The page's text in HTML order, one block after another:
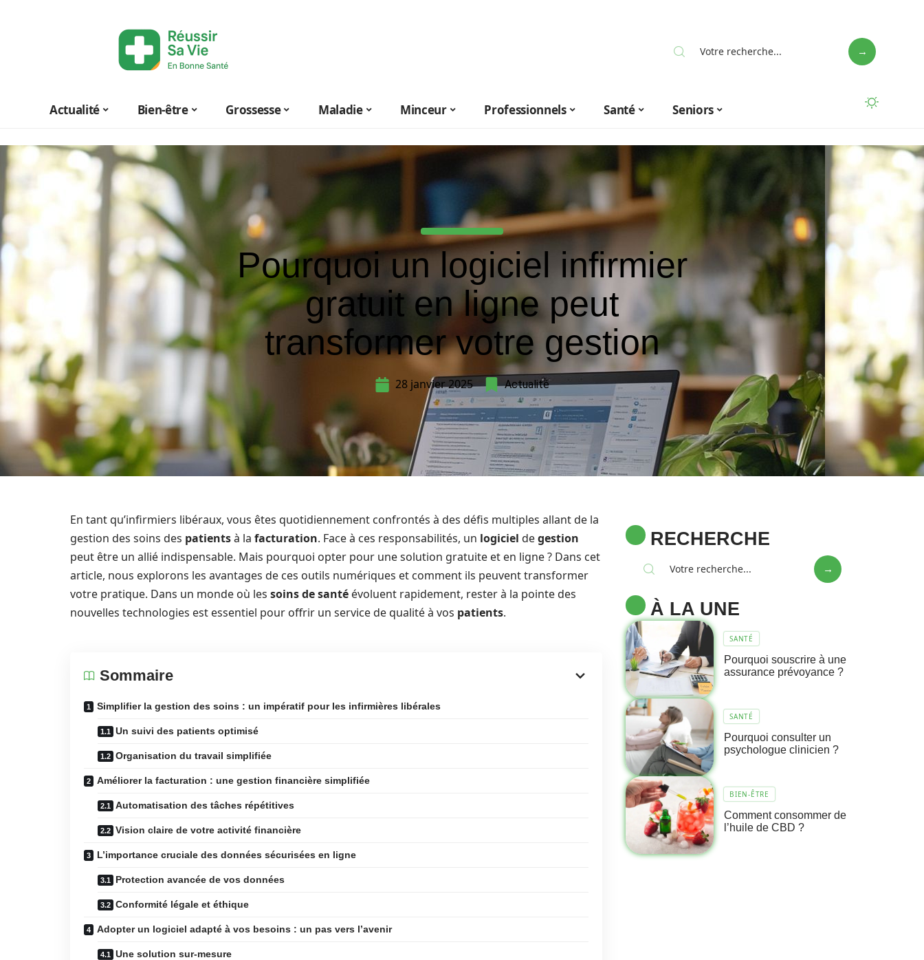
Actualité Bien-être Grossesse Maladie Minceur Professionnels Santé Seniors
Pourquoi un logiciel infirmier
gratuit en ligne peut
transformer votre gestion
28 janvier 2025 Actualité
En tant qu’infirmiers libéraux, vous êtes quotidiennement confrontés à des défis multiples allant de la
gestion des soins des patientsà la facturation. Face à ces responsabilités, un logiciel degestion
peut être un allié indispensable. Mais pourquoi opter pour une solution gratuite et en ligne ? Dans cet
article, nous explorons les avantages de ces outils numériques et comment ils peuvent transformer
votre pratique. Dans un monde où les soins de santé évoluent rapidement, rester à la pointe des
nouvelles technologies est essentiel pour offrir un service de qualité à vos patients.
Sommaire
Simplifier la gestion des soins : un impératif pour les infirmières libérales
Un suivi des patients optimisé
Organisation du travail simplifiée
Améliorer la facturation : une gestion financière simplifiée
Automatisation des tâches répétitives
Vision claire de votre activité financière
L’importance cruciale des données sécurisées en ligne
Protection avancée de vos données
Conformité légale et éthique
Adopter un logiciel adapté à vos besoins : un pas vers l’avenir
Une solution sur-mesure
RECHERCHE
À LA UNE
SANTÉ
Pourquoi souscrire à une
assurance prévoyance ?
SANTÉ
Pourquoi consulter un
psychologue clinicien ?
BIEN-ÊTRE
Comment consommer de
l’huile de CBD ?